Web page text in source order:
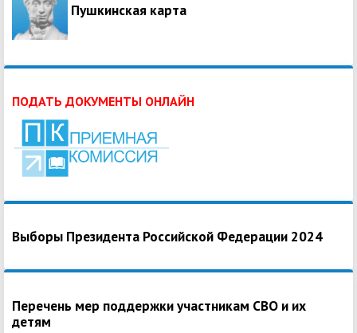
Пушкинская карта
ПОДАТЬ ДОКУМЕНТЫ ОНЛАЙН
Выборы Президента Российской Федерации 2024
Перечень мер поддержки участникам СВО и их
детям